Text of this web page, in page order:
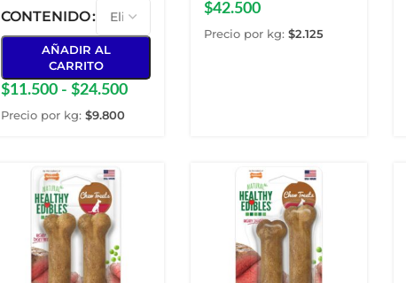
CONTENIDO
AÑADIR AL
CARRITO
$11.500 - $24.500
Precio por kg: $9.800
$42.500
Precio por kg: $2.125